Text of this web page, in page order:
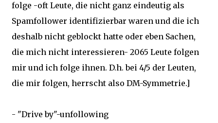
folge -oft Leute, die nicht ganz eindeutig als
Spamfollower identifizierbar waren und die ich
deshalb nicht geblockt hatte oder eben Sachen,
die mich nicht interessieren- 2065 Leute folgen
mir und ich folge ihnen. D.h. bei 4/5 der Leuten,
die mir folgen, herrscht also DM-Symmetrie.]
- "Drive by"-unfollowing